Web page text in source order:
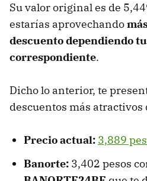
Su valor original es de
estarías aprovechando
descuento dependiendo
correspondiente.
Dicho lo anterior, te
descuentos más atractivos
Precio actual: 3,889
Banorte: 3,402 pesos